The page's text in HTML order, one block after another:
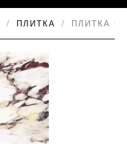
ПЛИТКА ПЛИТКА